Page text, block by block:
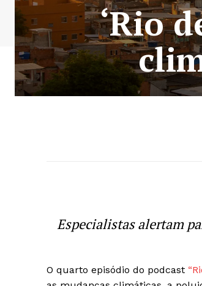
‘Rio
Especialistas alertam
O quarto episódio do podcast